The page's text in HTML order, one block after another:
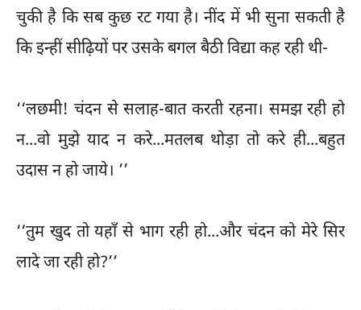
चुकी है कि सब कुछ रट गया है। नींद में भी सुना सकती है
कि इन्हीं सीढ़ियों पर उसके बगल बैठी विद्या कह रही थी-
‘‘लछमी! चंदन से सलाह-बात करती रहना। समझ रही हो
न...वो मुझे याद न करे...मतलब थोड़ा तो करे ही...बहुत
उदास न हो जाये। ’’
‘‘तुम खुद तो यहाँ से भाग रही हो...और चंदन को मेरे सिर
लादे जा रही हो?’’